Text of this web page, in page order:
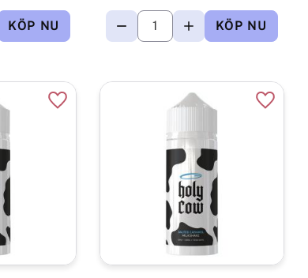
Lägg till i favoriter Lägg